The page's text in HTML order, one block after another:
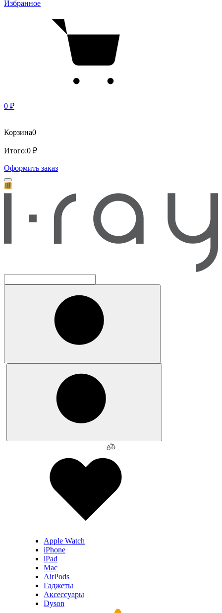
Избранное
0 ₽
Корзина0
Итого:0 ₽
Оформить заказ
Apple Watch
iPhone
iPad
Mac
AirPods
Гаджеты
Аксессуары
Dyson